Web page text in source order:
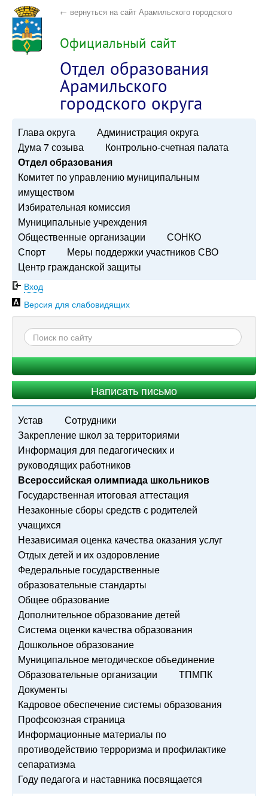
← вернуться на сайт Арамильского городского
округа
Официальный сайт
Отдел образования
Арамильского
городского округа
Глава округа
Администрация округа
Дума 7 созыва
Контрольно-счетная палата
Отдел образования
Комитет по управлению муниципальным
имуществом
Избирательная комиссия
Муниципальные учреждения
Общественные организации
СОНКО
Спорт
Меры поддержки участников СВО
Центр гражданской защиты
Вход
Версия для слабовидящих
Написать письмо
Устав
Сотрудники
Закрепление школ за территориями
Информация для педагогических и
руководящих работников
Всероссийская олимпиада школьников
Государственная итоговая аттестация
Незаконные сборы средств с родителей
учащихся
Независимая оценка качества оказания услуг
Отдых детей и их оздоровление
Федеральные государственные
образовательные стандарты
Общее образование
Дополнительное образование детей
Система оценки качества образования
Дошкольное образование
Муниципальное методическое объединение
Образовательные организации
ТПМПК
Документы
Кадровое обеспечение системы образования
Профсоюзная страница
Информационные материалы по
противодействию терроризма и профилактике
сепаратизма
Году педагога и наставника посвящается